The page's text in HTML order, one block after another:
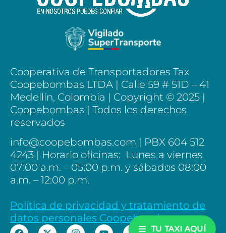
TU TAXI AQUÍ
Cooperativa de Transportadores Tax
Coopebombas LTDA | Calle 59 # 51D – 41
Medellín, Colombia | Copyright © 2025 |
Coopebombas | Todos los derechos
reservados
info@coopebombas.com | PBX 604 512
4243 | Horario oficinas: Lunes a viernes
07:00 a.m. – 05:00 p.m. y sábados 08:00
a.m. – 12:00 p.m.
Política de privacidad y tratamiento de
datos personales Coopebombas